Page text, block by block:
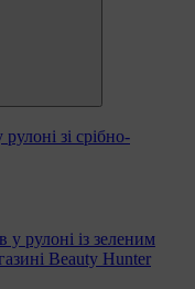
зі срібно-